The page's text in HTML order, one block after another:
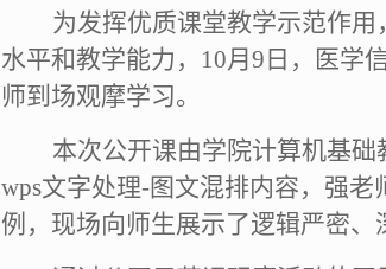
为发挥优质课堂教学示范作
水平和教学能力， 10月9日，医学
师到场观摩学习。
本次公开课由学院计算机基
wps文字处理-图文混排内容，强
例，现场向师生展示了逻辑严密、